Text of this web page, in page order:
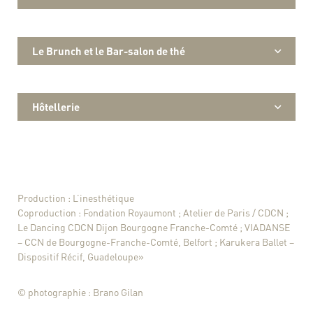
Le Brunch et le Bar-salon de thé
Hôtellerie
Production : L’inesthétique
Coproduction : Fondation Royaumont ; Atelier de Paris / CDCN ;
Le Dancing CDCN Dijon Bourgogne Franche-Comté ; VIADANSE
– CCN de Bourgogne-Franche-Comté, Belfort ; Karukera Ballet –
Dispositif Récif, Guadeloupe»
© photographie : Brano Gilan